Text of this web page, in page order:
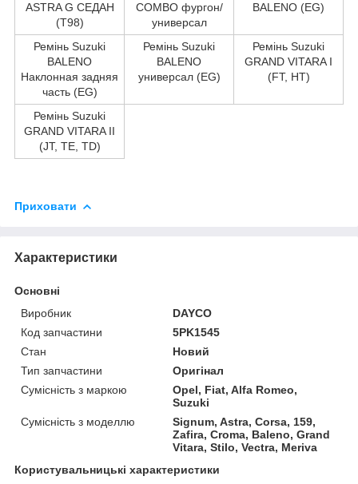
ASTRA G СЕДАН
(T98)
COMBO фургон/
универсал
BALENO (EG)
Ремінь Suzuki
BALENO
Наклонная задняя
часть (EG)
Ремінь Suzuki
BALENO
универсал (EG)
Ремінь Suzuki
GRAND VITARA I
(FT, HT)
Ремінь Suzuki
GRAND VITARA II
(JT, TE, TD)
Приховати
Характеристики
Основні
Виробник
DAYCO
Код запчастини
5PK1545
Стан
Новий
Тип запчастини
Оригінал
Сумісність з маркою
Opel, Fiat, Alfa Romeo,
Suzuki
Сумісність з моделлю
Signum, Astra, Corsa, 159,
Zafira, Croma, Baleno, Grand
Vitara, Stilo, Vectra, Meriva
Користувальницькі характеристики